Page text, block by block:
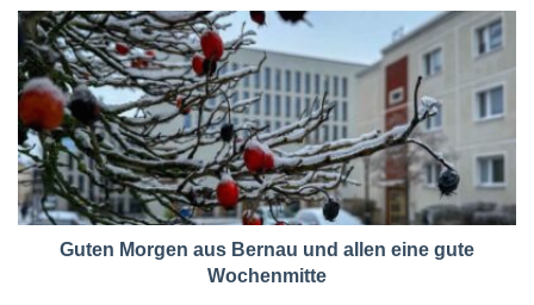
Guten Morgen aus Bernau und allen eine gute
Wochenmitte